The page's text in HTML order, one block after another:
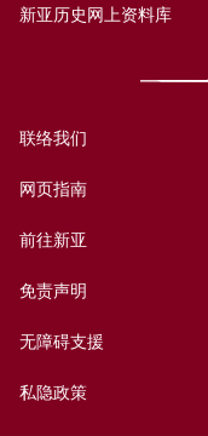
新亚历史网上资料库
联络我们
网页指南
前往新亚
免责声明
无障碍支援
私隐政策